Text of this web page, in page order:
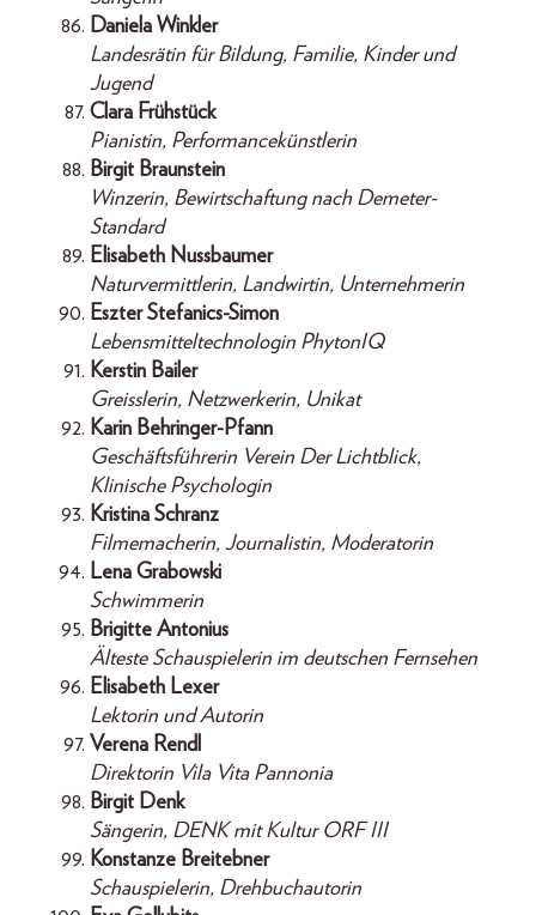
Daniela Winkler
Landesrätin für Bildung, Familie, Kinder und
Jugend
Clara Frühstück
Pianistin, Performancekünstlerin
Birgit Braunstein
Winzerin, Bewirtschaftung nach Demeter-
Standard
Elisabeth Nussbaumer
Naturvermittlerin, Landwirtin, Unternehmerin
Eszter Stefanics-Simon
Lebensmitteltechnologin PhytonIQ
Kerstin Bailer
Greisslerin, Netzwerkerin, Unikat
Karin Behringer-Pfann
Geschäftsführerin Verein Der Lichtblick,
Klinische Psychologin
Kristina Schranz
Filmemacherin, Journalistin, Moderatorin
Lena Grabowski
Schwimmerin
Brigitte Antonius
Älteste Schauspielerin im deutschen Fernsehen
Elisabeth Lexer
Lektorin und Autorin
Verena Rendl
Direktorin Vila Vita Pannonia
Birgit Denk
Sängerin, DENK mit Kultur ORF III
Konstanze Breitebner
Schauspielerin, Drehbuchautorin